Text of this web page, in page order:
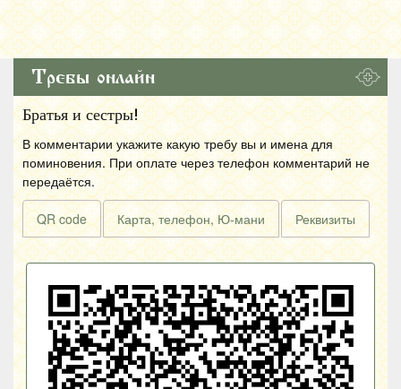
Требы онлайн
Братья и сестры!
В комментарии укажите какую требу вы и имена для
поминовения. При оплате через телефон комментарий не
передаётся.
QR code Карта, телефон, Ю-мани Реквизиты